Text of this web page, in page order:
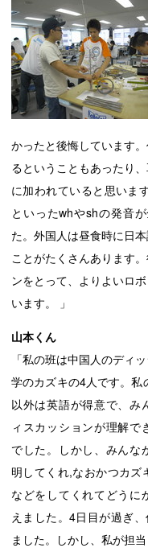
かったと後悔しています
るということもあったり
に加われていると思いま
といったwhやshの発音
た。外国人は昼食時に日
ことがたくさんあります
ンをとって、よりよいロ
います。 」
山本くん
「私の班は中国人のディ
学のカズキの4人です。私
以外は英語が得意で、み
ィスカッションが理解で
でした。しかし、みんな
明してくれ,なおかつカズ
などをしてくれてどうに
えました。4日目が過ぎ
ました。しかし、私が担